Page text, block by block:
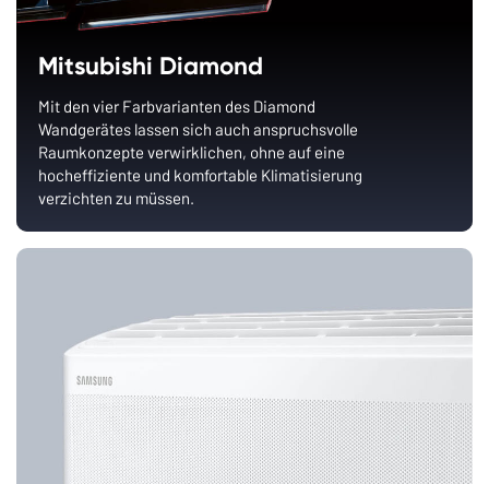
Mitsubishi Diamond
Mit den vier Farbvarianten des Diamond
Wandgerätes lassen sich auch anspruchsvolle
Raumkonzepte verwirklichen, ohne auf eine
hocheffiziente und komfortable Klimatisierung
verzichten zu müssen.